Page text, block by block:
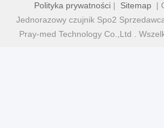
Polityka prywatności| Sitemap|
Jednorazowy czujnik Spo2
Pray-med Technology Co.,Ltd .